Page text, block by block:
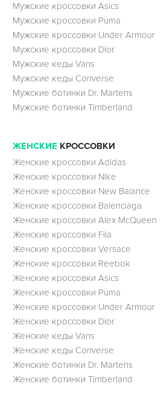
Мужские кроссовки Asics
Мужские кроссовки Puma
Мужские кроссовки Under Armour
Мужские кроссовки Dior
Мужские кеды Vans
Мужские кеды Converse
Мужские ботинки Dr. Martens
Мужские ботинки Timberland
ЖЕНСКИЕ КРОССОВКИ
Женские кроссовки Adidas
Женские кроссовки Nike
Женские кроссовки New Balance
Женские кроссовки Balenciaga
Женские кроссовки Alex McQueen
Женские кроссовки Fila
Женские кроссовки Versace
Женские кроссовки Reebok
Женские кроссовки Asics
Женские кроссовки Puma
Женские кроссовки Under Armour
Женские кроссовки Dior
Женские кеды Vans
Женские кеды Converse
Женские ботинки Dr. Martens
Женские ботинки Timberland